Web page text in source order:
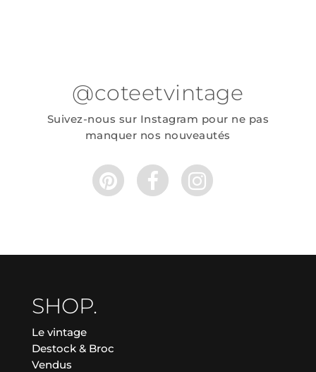
@coteetvintage
Suivez-nous sur Instagram pour ne pas
manquer nos nouveautés
SHOP.
Le vintage
Destock & Broc
Vendus